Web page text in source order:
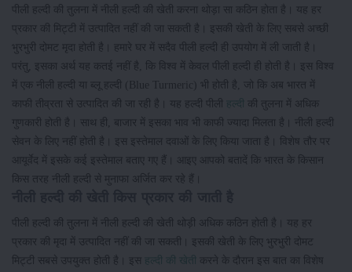
पीली हल्दी की तुलना में नीली हल्दी की खेती करना थोड़ा सा कठिन होता है। यह हर
प्रकार की मिट्टी में उत्पादित नहीं की जा सकती है। इसकी खेती के लिए सबसे अच्छी
भुरभुरी दोमट मृदा होती है। हमारे घर में सदैव पीली हल्दी ही उपयोग में ली जाती है।
परंतु, इसका अर्थ यह कतई नहीं है, कि विश्व में केवल पीली हल्दी ही होती है। इस विश्व
में एक नीली हल्दी या ब्लू हल्दी (Blue Turmeric) भी होती है, जो कि अब भारत में
काफी तीव्रता से उत्पादित की जा रही है। यह हल्दी पीली
हल्दी
की तुलना में अधिक
गुणकारी होती है। साथ ही, बाजार में इसका भाव भी काफी ज्यादा मिलता है। नीली हल्दी
सेवन के लिए नहीं होती है। इस इस्तेमाल दवाओं के लिए किया जाता है। विशेष तौर पर
आयूर्वेद में इसके कई इस्तेमाल बताए गए हैं। आइए आपको बतादें कि भारत के किसान
किस तरह नीली हल्दी से मुनाफा अर्जित कर रहे हैं।
पीली हल्दी की तुलना में नीली हल्दी की खेती थोड़ी अधिक कठिन होती है। यह हर
प्रकार की मृदा में उत्पादित नहीं की जा सकती। इसकी खेती के लिए भुरभुरी दोमट
मिट्टी सबसे उपयुक्त होती है। इस हल्दी की खेती
करने के दौरान इस बात का विशेष